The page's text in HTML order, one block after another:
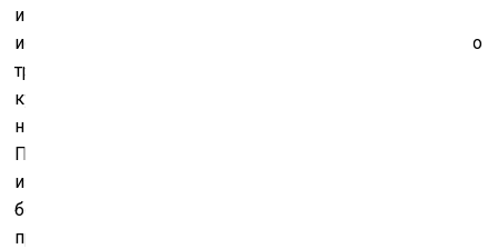
и Егор Федоричев. В этой части проекта заняты
исключительно живописцы – из восьми человек всего
трое петербуржцев, – и в их исполнении общий
кураторский сюжет «Неоинфантилизма» не выглядит
ни очевидным, ни убедительным. В чём причины?
Прежде всего, занимаясь живописью, трудно
избежать той определённости и даже тоталитарности
большой формы, несущей нарратив, который
противоположен инфантильной робости и изгоняет